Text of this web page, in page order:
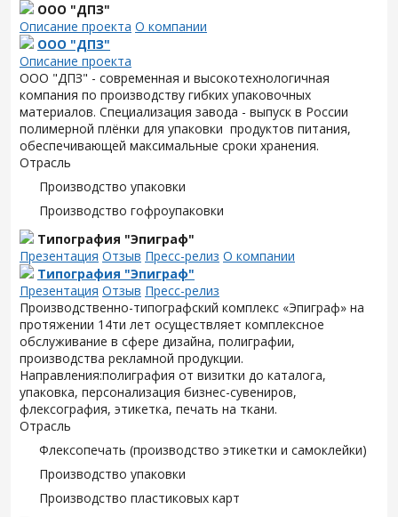
ООО "ДПЗ"
Описание проекта О компании
ООО "ДПЗ"
Описание проекта
ООО "ДПЗ" - современная и высокотехнологичная
компания по производству гибких упаковочных
материалов. Специализация завода - выпуск в России
полимерной плёнки для упаковки продуктов питания,
обеспечивающей максимальные сроки хранения.
Отрасль
Производство упаковки
Производство гофроупаковки
Типография "Эпиграф"
Презентация Отзыв Пресс-релиз О компании
Типография "Эпиграф"
Презентация Отзыв Пресс-релиз
Производственно-типографский комплекс «Эпиграф» на
протяжении 14ти лет осуществляет комплексное
обслуживание в сфере дизайна, полиграфии,
производства рекламной продукции.
Направления:полиграфия от визитки до каталога,
упаковка, персонализация бизнес-сувениров,
флексография, этикетка, печать на ткани.
Отрасль
Флексопечать (производство этикетки и самоклейки)
Производство упаковки
Производство пластиковых карт